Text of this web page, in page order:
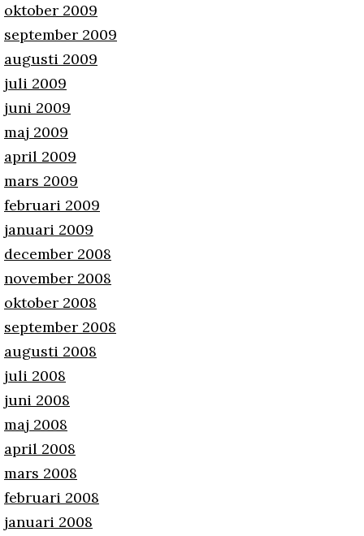
oktober 2009
september 2009
augusti 2009
juli 2009
juni 2009
maj 2009
april 2009
mars 2009
februari 2009
januari 2009
december 2008
november 2008
oktober 2008
september 2008
augusti 2008
juli 2008
juni 2008
maj 2008
april 2008
mars 2008
februari 2008
januari 2008